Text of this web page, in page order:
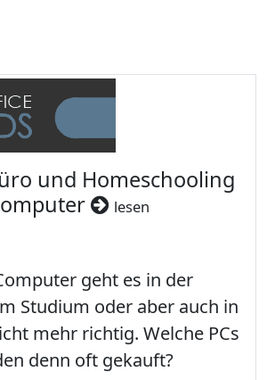
und Homeschooling
lesen
geht es in der
Studium oder aber auch in
mehr richtig. Welche PCs
denn oft gekauft?